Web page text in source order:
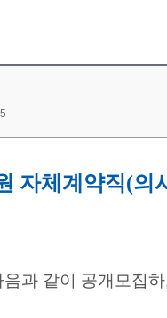
자체계약직(의
과 같이 공개모집